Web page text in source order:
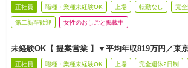
正社員 職種・業種未経験OK 上場 転勤なし 完
第二新卒歓迎 女性のおしごと掲載中
未経験OK【 提案営業 】▼平均年収819万円／東
正社員 職種・業種未経験OK 上場 完全週休2日制